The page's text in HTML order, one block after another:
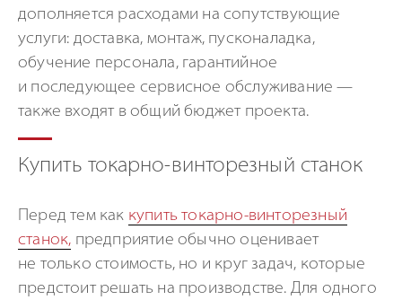
дополняется расходами на сопутствующие
услуги: доставка, монтаж, пусконаладка,
обучение персонала, гарантийное
и последующее сервисное обслуживание —
также входят в общий бюджет проекта.
Купить токарно-винторезный станок
Перед тем как купить токарно-винторезный
станок, предприятие обычно оценивает
не только стоимость, но и круг задач, которые
предстоит решать на производстве. Для одного